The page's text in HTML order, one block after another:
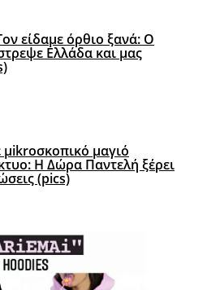
είδαμε όρθιο ξανά: Ο
Ελλάδα και μας
μαγιό
Η Δώρα Παντελή ξέρει
(pics)